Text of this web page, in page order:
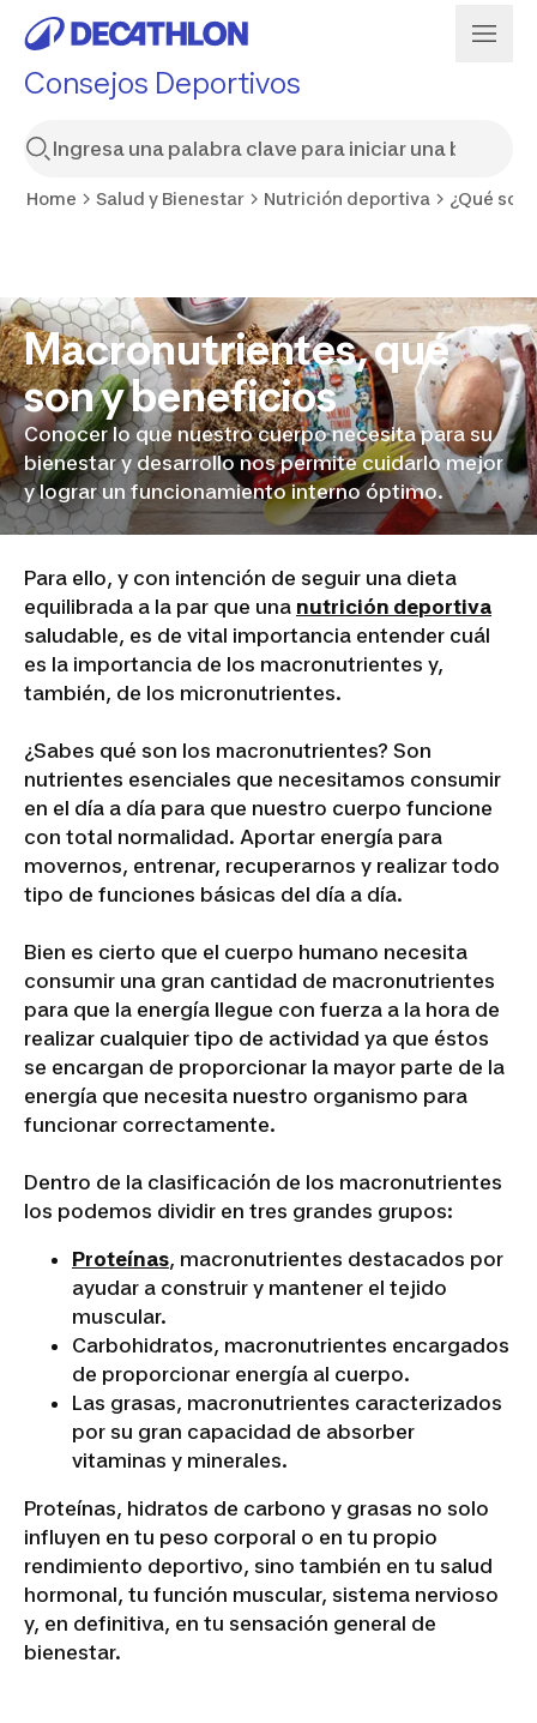
Consejos Deportivos
Home Salud y Bienestar Nutrición deportiva ¿Qué
Macronutrientes, qué
son y beneficios
Conocer lo que nuestro cuerpo necesita para su
bienestar y desarrollo nos permite cuidarlo mejor
y lograr un funcionamiento interno óptimo.
Para ello, y con intención de seguir una dieta
equilibrada a la par que una nutrición deportiva
saludable, es de vital importancia entender cuál
es la importancia de los macronutrientes y,
también, de los micronutrientes.
¿Sabes qué son los macronutrientes? Son
nutrientes esenciales que necesitamos consumir
en el día a día para que nuestro cuerpo funcione
con total normalidad. Aportar energía para
movernos, entrenar, recuperarnos y realizar todo
tipo de funciones básicas del día a día.
Bien es cierto que el cuerpo humano necesita
consumir una gran cantidad de macronutrientes
para que la energía llegue con fuerza a la hora de
realizar cualquier tipo de actividad ya que éstos
se encargan de proporcionar la mayor parte de la
energía que necesita nuestro organismo para
funcionar correctamente.
Dentro de la clasificación de los macronutrientes
los podemos dividir en tres grandes grupos:
Proteínas, macronutrientes destacados por
ayudar a construir y mantener el tejido
muscular.
Carbohidratos, macronutrientes encargados
de proporcionar energía al cuerpo.
Las grasas, macronutrientes caracterizados
por su gran capacidad de absorber
vitaminas y minerales.
Proteínas, hidratos de carbono y grasas no solo
influyen en tu peso corporal o en tu propio
rendimiento deportivo, sino también en tu salud
hormonal, tu función muscular, sistema nervioso
y, en definitiva, en tu sensación general de
bienestar.